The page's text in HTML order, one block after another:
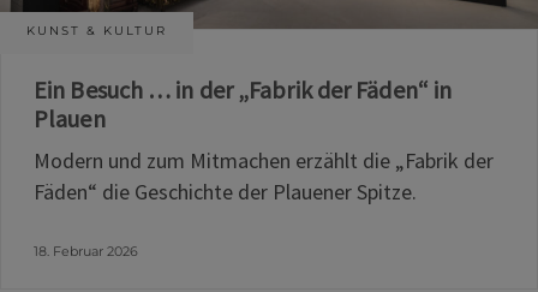
KUNST & KULTUR
Ein Besuch … in der „Fabrik der Fäden“ in
Plauen
Modern und zum Mitmachen erzählt die „Fabrik der
Fäden“ die Geschichte der Plauener Spitze.
18. Februar 2026